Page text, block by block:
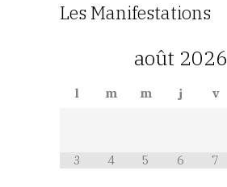
Les Manifestations
août 2026
l m m j v
3 4 5 6 7